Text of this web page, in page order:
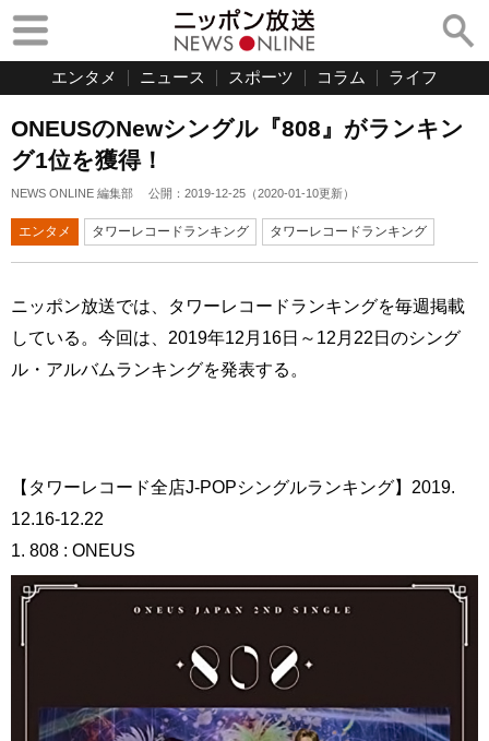
エンタメ ニュース スポーツ コラム ライフ
ONEUSのNewシングル『808』がランキン
グ1位を獲得！
NEWS ONLINE 編集部 公開： 2019-12-25 （2020-01-10更新）
エンタメ タワーレコードランキング タワーレコードランキング
ニッポン放送では、タワーレコードランキングを毎週掲載
している。今回は、2019年12月16日～12月22日のシング
ル・アルバムランキングを発表する。
【タワーレコード全店J-POPシングルランキング】2019.
12.16-12.22
1. 808 : ONEUS